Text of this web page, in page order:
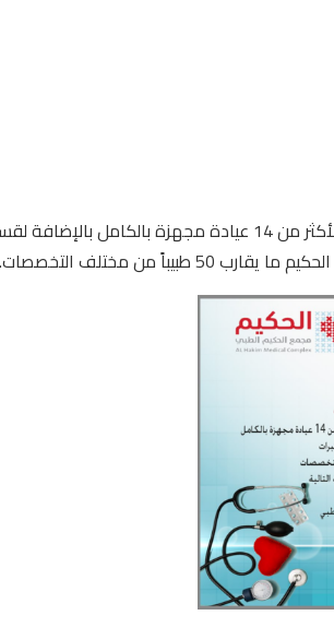
غرب مدينة نابلس ويتسع لأكثر من 14 عيادة مجهزة
من مختلف التخصصات.